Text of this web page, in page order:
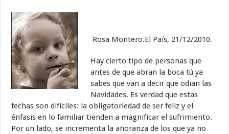
Rosa Montero.El País, 21/12/2010.
Hay cierto tipo de personas que
antes de que abran la boca tú ya
sabes que van a decir que odian las
Navidades. Es verdad que estas
fechas son difíciles: la obligatoriedad de ser feliz y el
énfasis en lo familiar tienden a magnificar el sufrimiento.
Por un lado, se incrementa la añoranza de los que ya no